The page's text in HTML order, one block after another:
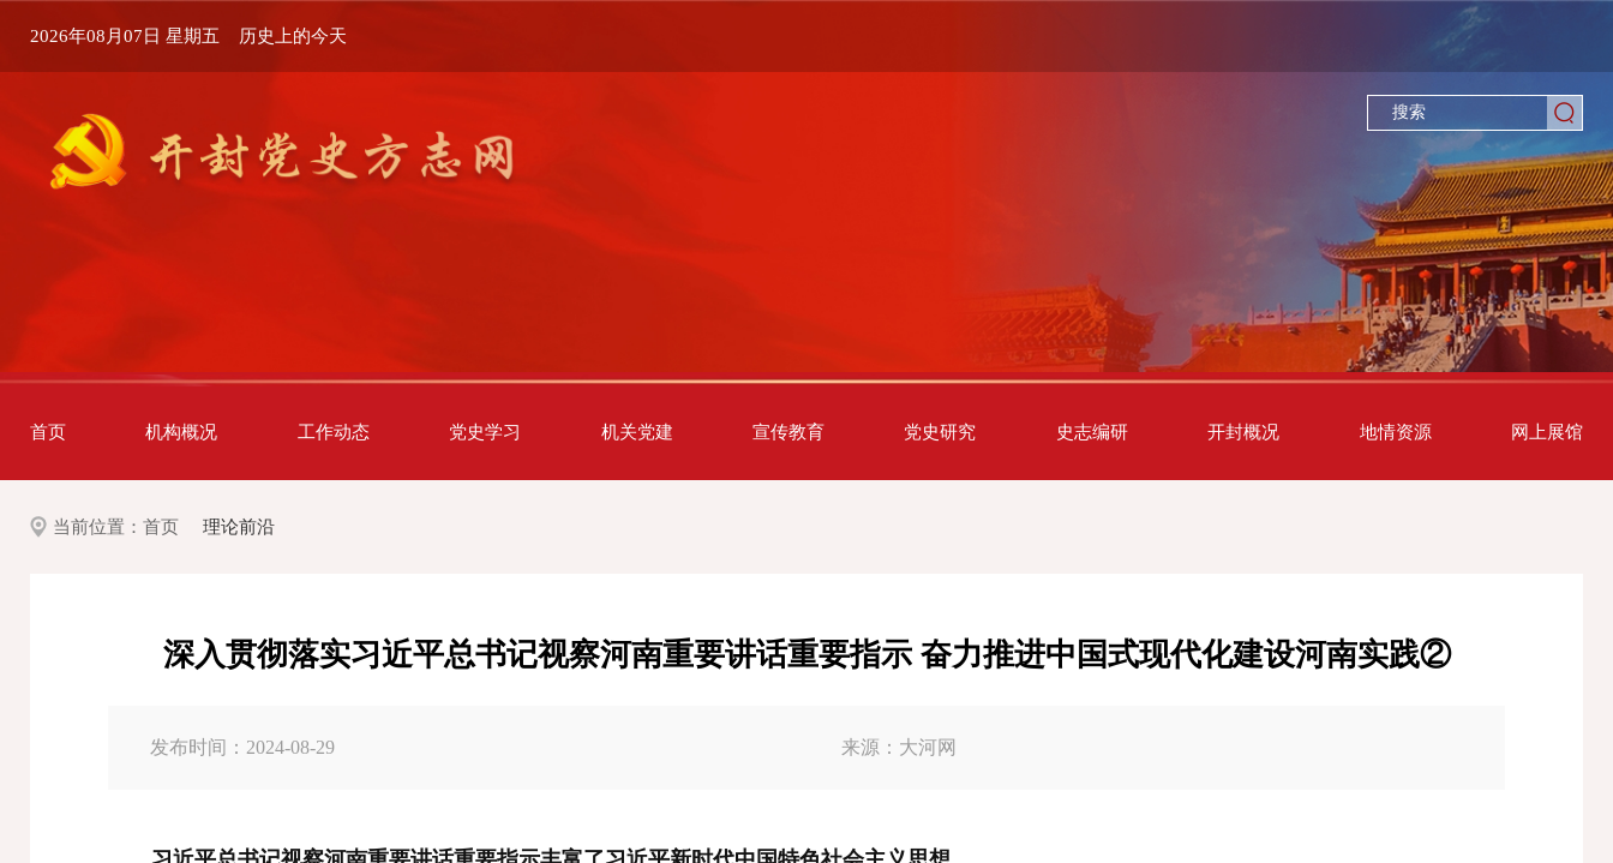
2026年08月07日 星期五 历史上的今天
首页 机构概况 工作动态 党史学习 机关党建 宣传教育 党史研究 史志编研 开封概况 地情资源 网上展馆
当前位置： 首页 理论前沿
深入贯彻落实习近平总书记视察河南重要讲话重要指示 奋力推进中国式现代化建设河南实践②
发布时间：2024-08-29 来源：大河网